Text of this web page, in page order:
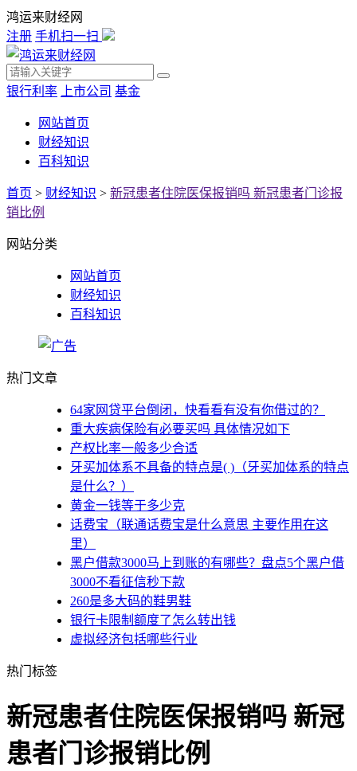
鸿运来财经网
注册 手机扫一扫
银行利率 上市公司 基金
网站首页
财经知识
百科知识
首页 > 财经知识 > 新冠患者住院医保报销吗 新冠患者门诊报
销比例
网站分类
网站首页
财经知识
百科知识
热门文章
64家网贷平台倒闭，快看看有没有你借过的？
重大疾病保险有必要买吗 具体情况如下
产权比率一般多少合适
牙买加体系不具备的特点是( )（牙买加体系的特点
是什么？）
黄金一钱等于多少克
话费宝（联通话费宝是什么意思 主要作用在这
里）
黑户借款3000马上到账的有哪些？盘点5个黑户借
3000不看征信秒下款
260是多大码的鞋男鞋
银行卡限制额度了怎么转出钱
虚拟经济包括哪些行业
热门标签
新冠患者住院医保报销吗 新冠
患者门诊报销比例